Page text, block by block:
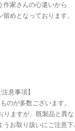
作家さんの心遣いから
めとなっております。
意事項】
のが多数ございます。
りますが、既製品と異な
お取り扱いにご注意下